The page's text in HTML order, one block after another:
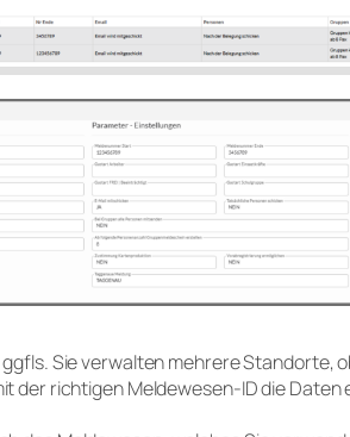
Sie verwalten mehrere Standorte,
der richtigen Meldewesen-ID die Daten